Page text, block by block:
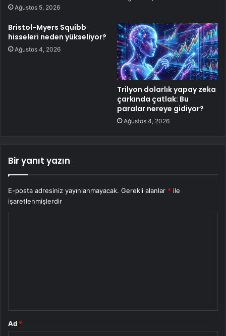
Ağustos 5, 2026
Bristol-Myers Squibb
hisseleri neden yükseliyor?
Ağustos 4, 2026
Trilyon dolarlık yapay zeka
çarkında çatlak: Bu
paralar nereye gidiyor?
Ağustos 4, 2026
Bir yanıt yazın
E-posta adresiniz yayınlanmayacak. Gerekli alanlar * ile
işaretlenmişlerdir
Ad *